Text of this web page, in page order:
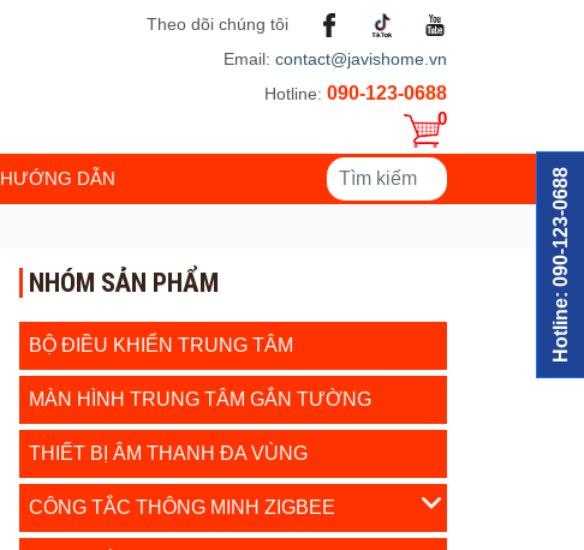
Hotline: 090-123-0688
Theo dõi chúng tôi
Email: contact@javishome.vn
Hotline: 090-123-0688
0
HƯỚNG DẪN
NHÓM SẢN PHẨM
BỘ ĐIỀU KHIỂN TRUNG TÂM
MÀN HÌNH TRUNG TÂM GẮN TƯỜNG
THIẾT BỊ ÂM THANH ĐA VÙNG
CÔNG TẮC THÔNG MINH ZIGBEE